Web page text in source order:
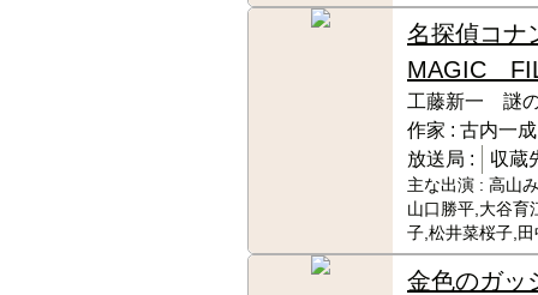
名探偵コナ
MAGIC
工藤新一 謎
作家 : 古内一成
放送局 :
収蔵
主な出演 : 高山
山口勝平,大谷育
子,松井菜桜子,
金色のガッ